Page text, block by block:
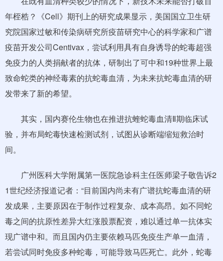
年桎梏？《Cell》期刊上的研究成果显示，美国国立卫生研
究院国家过敏和传染病研究所疫苗研究中心的科学家和广谱
疫苗开发公司Centivax，尝试利用具有自身诱导的蛇毒超强
免疫力的人类捐献者的抗体，研制出了可中和19种世界上最
致命蛇类的神经毒素的抗蛇毒血清，为未来抗蛇毒血清的研
发带来了新的希望。
其实，国内赛伦生物也在推进抗蝰蛇毒血清Ⅱ期临床试
验，并布局蛇毒快速检测试剂，试图从诊断端缩短救治时
间。
广州医科大学附属第一医院急诊科主任医师梁子敬告诉2
1世纪经济报道记者：“目前国内尚未有广谱抗蛇毒血清的研
发成果，主要原因在于制作过程复杂、成本高昂。如不同蛇
毒之间的抗原性差异大红涨股票配资，难以通过单一抗体实
现广谱中和。而且国内仍主要依赖马匹免疫生产单一血清，
若尝试同时免疫多种蛇毒，可能导致马匹死亡。此外，蛇毒